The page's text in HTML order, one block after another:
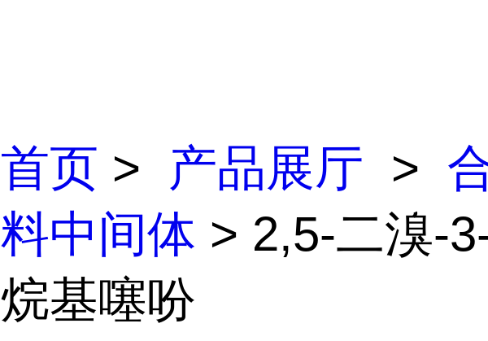
首页 > 产品展厅 >
料中间体 > 2,5-二溴-
烷基噻吩